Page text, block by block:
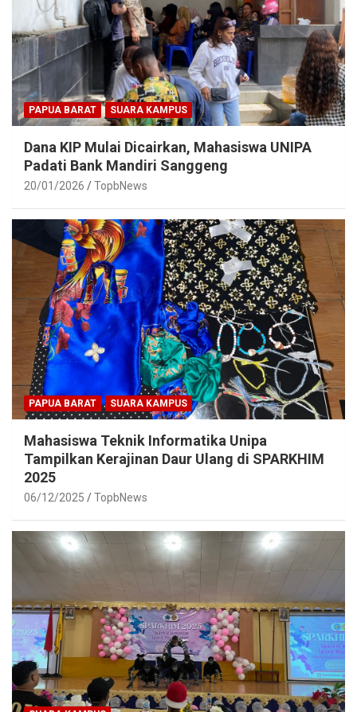
PAPUA BARAT SUARA KAMPUS
Dana KIP Mulai Dicairkan, Mahasiswa UNIPA
Padati Bank Mandiri Sanggeng
20/01/2026 TopbNews
PAPUA BARAT SUARA KAMPUS
Mahasiswa Teknik Informatika Unipa
Tampilkan Kerajinan Daur Ulang di SPARKHIM
2025
06/12/2025 TopbNews